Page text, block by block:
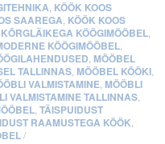
, KÖÖK KOOS
SAAREGA, KÖÖK KOOS
KÕRGLÄIKEGA KÖÖGIMÖÖBEL,
KÖÖGIMÖÖBEL,
, MÖÖBEL
TALLINNAS, MÖÖBEL KÖÖKI,
VALMISTAMINE, MÖÖBLI
VALMISTAMINE TALLINNAS,
,TÄISPUIDUST
RAAMUSTEGA KÖÖK,
/